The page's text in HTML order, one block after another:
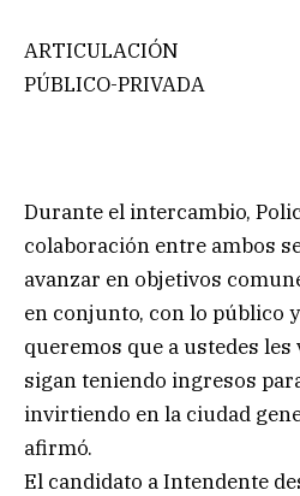
ARTICULACIÓN
PÚBLICO-PRIVADA
Durante el intercambio,
colaboración entre ambos
avanzar en objetivos
en conjunto, con lo público
queremos que a ustedes
sigan teniendo ingresos
invirtiendo en la ciudad
afirmó.
El candidato a Intendente